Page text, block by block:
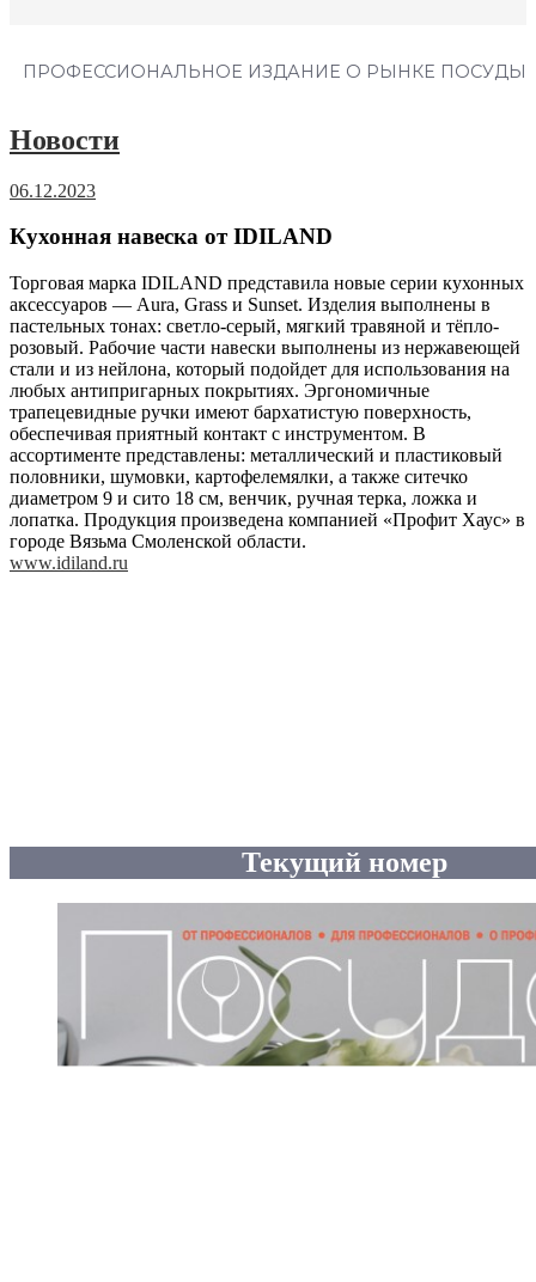
ПРОФЕССИОНАЛЬНОЕ ИЗДАНИЕ О РЫНКЕ ПОСУДЫ
Новости
06.12.2023
Кухонная навеска от IDILAND
Торговая марка IDILAND представила новые серии кухонных
аксессуаров — Aura, Grass и Sunset. Изделия выполнены в
пастельных тонах: светло-серый, мягкий травяной и тёпло-
розовый. Рабочие части навески выполнены из нержавеющей
стали и из нейлона, который подойдет для использования на
любых антипригарных покрытиях. Эргономичные
трапецевидные ручки имеют бархатистую поверхность,
обеспечивая приятный контакт с инструментом. В
ассортименте представлены: металлический и пластиковый
половники, шумовки, картофелемялки, а также ситечко
диаметром 9 и сито 18 см, венчик, ручная терка, ложка и
лопатка. Продукция произведена компанией «Профит Хаус» в
городе Вязьма Смоленской области.
www.idiland.ru
Текущий номер